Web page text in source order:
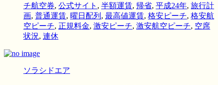
チ航空券, 公式サイト , 半額運賃, 帰省, 平成24年, 旅行計
画, 普通運賃, 曜日配列 , 最高値運賃, 格安ピーチ, 格安航
空ピーチ, 正規料金, 激安ピーチ, 激安航空ピーチ, 空席
状況, 連休
ソラシドエア